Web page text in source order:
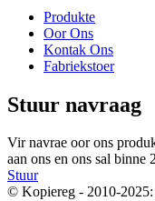
Produkte
Oor Ons
Kontak Ons
Fabriekstoer
Stuur navraag
Vir navrae oor ons
aan ons en ons sal binne
Stuur
© Kopiereg - 2010-